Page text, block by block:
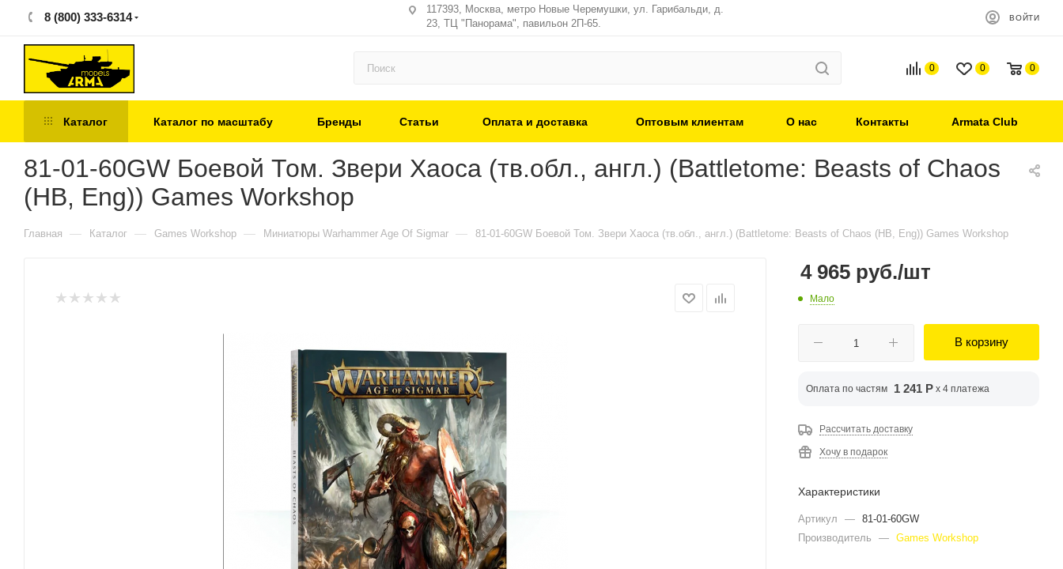
8 (800) 333-6314
117393, Москва, метро Новые Черемушки, ул. Гарибальди, д.
23, ТЦ "Панорама", павильон 2П-65.
ВОЙТИ
0 0 0
Каталог Каталог по масштабу Бренды Статьи Оплата и доставка Оптовым клиентам О нас Контакты Armata Club
81-01-60GW Боевой Том. Звери Хаоса (тв.обл., англ.) (Battletome: Beasts of Chaos
(HB, Eng)) Games Workshop
Главная — Каталог — Games Workshop — Миниатюры Warhammer Age Of Sigmar — 81-01-60GW Боевой Том. Звери Хаоса (тв.обл., англ.) (Battletome: Beasts of Chaos (HB, Eng)) Games Workshop
4 965 руб./шт
Мало
В корзину
Оплата по частям 1 241 Р x 4 платежа
Рассчитать доставку
Хочу в подарок
Характеристики
Артикул — 81-01-60GW
Производитель
— Games Workshop